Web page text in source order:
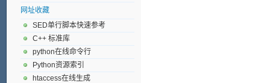
网址收藏
SED单行脚本快速参考
C++ 标准库
python在线命令行
Python资源索引
htaccess在线生成